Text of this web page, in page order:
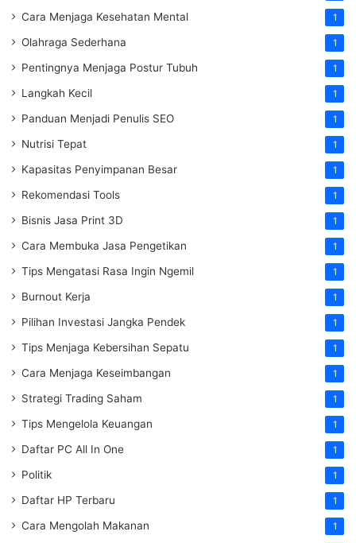
Cara Menjaga Kesehatan Mental 1
Olahraga Sederhana 1
Pentingnya Menjaga Postur Tubuh 1
Langkah Kecil 1
Panduan Menjadi Penulis SEO 1
Nutrisi Tepat 1
Kapasitas Penyimpanan Besar 1
Rekomendasi Tools 1
Bisnis Jasa Print 3D 1
Cara Membuka Jasa Pengetikan 1
Tips Mengatasi Rasa Ingin Ngemil 1
Burnout Kerja 1
Pilihan Investasi Jangka Pendek 1
Tips Menjaga Kebersihan Sepatu 1
Cara Menjaga Keseimbangan 1
Strategi Trading Saham 1
Tips Mengelola Keuangan 1
Daftar PC All In One 1
Politik 1
Daftar HP Terbaru 1
Cara Mengolah Makanan 1